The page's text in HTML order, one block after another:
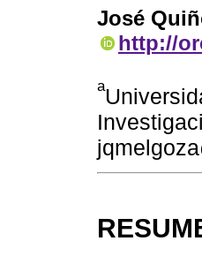
José
http://
a